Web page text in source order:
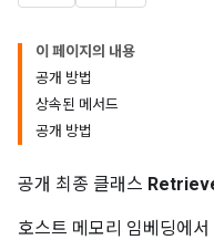
이 페이지의 내용
공개 방법
상속된 메서드
공개 방법
공개 최종 클래스
호스트 메모리 임베딩에